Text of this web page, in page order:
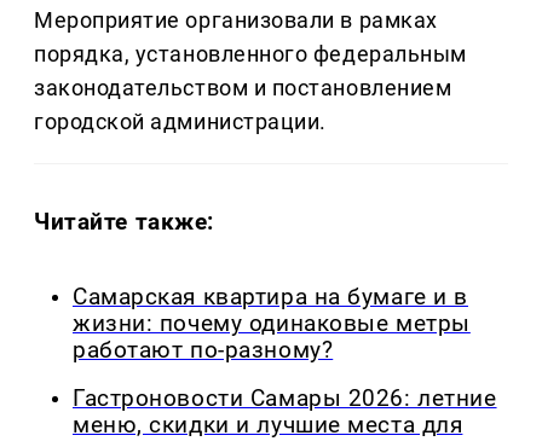
Мероприятие организовали в рамках
порядка, установленного федеральным
законодательством и постановлением
городской администрации.
Читайте также:
Самарская квартира на бумаге и в
жизни: почему одинаковые метры
работают по-разному?
Гастроновости Самары 2026: летние
меню, скидки и лучшие места для